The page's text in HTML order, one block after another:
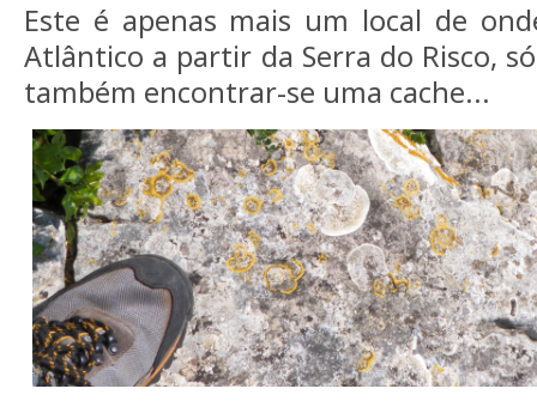
Este é apenas mais um local de
Atlântico a partir da Serra do Risco,
também encontrar-se uma cache...